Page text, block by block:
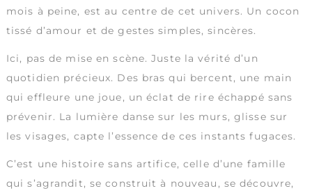
mois à peine, est au centre de cet univers. Un cocon
tissé d’amour et de gestes simples, sincères.
Ici, pas de mise en scène. Juste la vérité d’un
quotidien précieux. Des bras qui bercent, une main
qui effleure une joue, un éclat de rire échappé sans
prévenir. La lumière danse sur les murs, glisse sur
les visages, capte l’essence de ces instants fugaces.
C’est une histoire sans artifice, celle d’une famille
qui s’agrandit, se construit à nouveau, se découvre,